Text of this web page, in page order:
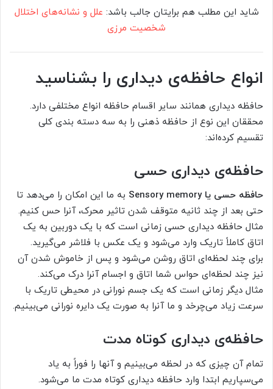
شاید این مطلب هم برایتان جالب باشد: علل و نشانه‌های اختلال
شخصیت مرزی
انواع حافظه‌ی دیداری را بشناسید
حافظه دیداری همانند سایر اقسام حافظه انواع مختلفی دارد.
محققان این نوع از حافظه ذهنی را به سه دسته بندی کلی
تقسیم کرده‌اند:
حافظه‌ی دیداری حسی
حافظه حسی یا Sensory memory
به ما این امکان را می‌دهد تا
حتی بعد از چند ثانیه متوقف شدن تاثیر محرک، آنرا حس کنیم.
مثال حافظه دیداری حسی زمانی است که با یک دوربین به یک
اتاق کاملاً تاریک وارد می‌شود و یک عکس با فلاشر می‌گیرید.
برای چند لحظه‌ای اتاق روشن می‌شود و پس از خاموش شدن آن
نیز چند لحظه‌ای حواس شما اتاق و اجسام آنرا درک می‌کند.
مثال دیگر زمانی است که یک جسم نورانی در محیطی تاریک با
سرعت زیاد می‌چرخد و ما آنرا به صورت یک دایره نورانی می‌بینیم.
حافظه‌ی دیداری کوتاه مدت
تمام آن چیزی که در لحظه می‌بینیم و آنها را فوراً به یاد
می‌سپاریم ابتدا وارد حافظه دیداری کوتاه مدت ما می‌شود.